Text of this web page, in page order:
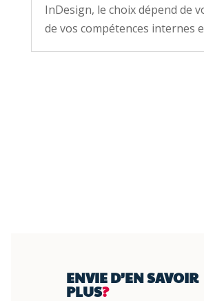
InDesign, le choix dépend de
de vos compétences internes
ENVIE D’EN SAVOIR
PLUS?